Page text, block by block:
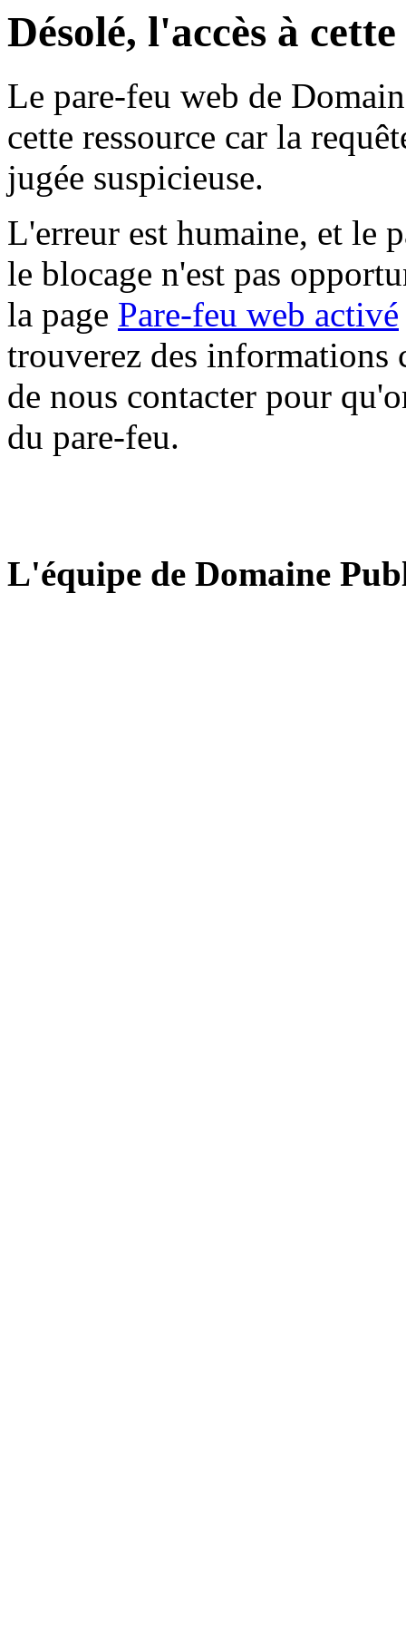
Désolé, l'accès à
Le pare-feu web de
cette ressource car la
jugée suspicieuse.
L'erreur est humaine, et le
le blocage n'est pas
la page Pare-feu web activé
trouverez des informations
de nous contacter pour
du pare-feu.
L'équipe de Domaine